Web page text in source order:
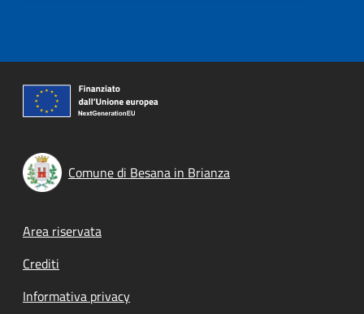
Comune di Besana in Brianza
Footer menu
Area riservata
Crediti
Informativa privacy